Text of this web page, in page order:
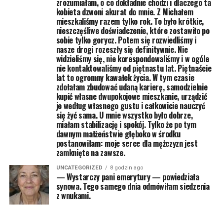
zrozumiałam, o co dokładnie chodzi i dlaczego ta
kobieta dzwoni akurat do mnie. Z Michałem
mieszkaliśmy razem tylko rok. To było krótkie,
nieszczęśliwe doświadczenie, które zostawiło po
sobie tylko gorycz. Potem się rozwiedliśmy i
nasze drogi rozeszły się definitywnie. Nie
widzieliśmy się, nie korespondowaliśmy i w ogóle
nie kontaktowaliśmy od piętnastu lat. Piętnaście
lat to ogromny kawałek życia. W tym czasie
zdołałam zbudować udaną karierę, samodzielnie
kupić własne dwupokojowe mieszkanie, urządzić
je według własnego gustu i całkowicie nauczyć
się żyć sama. U mnie wszystko było dobrze,
miałam stabilizację i spokój. Tylko że po tym
dawnym małżeństwie głęboko w środku
postanowiłam: moje serce dla mężczyzn jest
zamknięte na zawsze.
UNCATEGORIZED 8 godzin ago
— Wystarczy pani emerytury — powiedziała
synowa. Tego samego dnia odmówiłam siedzenia
z wnukami.